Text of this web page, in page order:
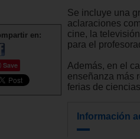
en:
Save
Se incluye una
aclaraciones
cine, la
para el
Además, en el
enseñanza más
ferias de
Información